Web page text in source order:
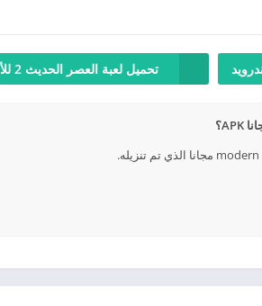
تحميل لعبة العصر الحديث 2 للأيفون